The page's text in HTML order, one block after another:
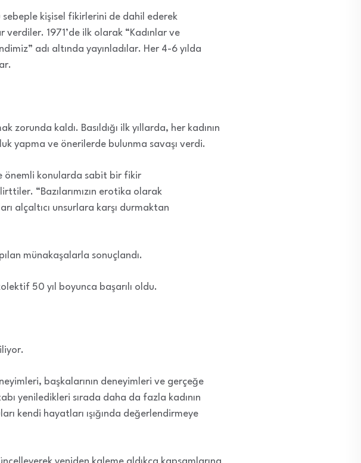
kişisel fikirlerini de dahil ederek
1971’de ilk olarak “Kadınlar ve
adı altında yayınladılar. Her 4-6 yılda
kaldı. Basıldığı ilk yıllarda, her kadının
yapma ve önerilerde bulunma savaşı verdi.
önemli konularda sabit bir fikir
“Bazılarımızın erotika olarak
alçaltıcı unsurlara karşı durmaktan
münakaşalarla sonuçlandı.
50 yıl boyunca başarılı oldu.
başkalarının deneyimleri ve gerçeğe
yeniledikleri sırada daha da fazla kadının
kendi hayatları ışığında değerlendirmeye